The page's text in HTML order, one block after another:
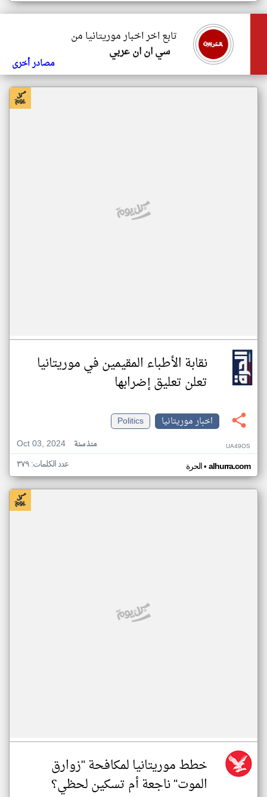
تابع اخر اخبار موريتانيا من
سي ان ان عربي
مصادر أخرى
نقابة الأطباء المقيمين في موريتانيا
تعلن تعليق إضرابها
اخبار موريتانيا
Politics
Oct 03, 2024
منذ سنة UA49OS
الحرة• alhurra.com عدد الكلمات: ٣٧٩
خطط موريتانيا لمكافحة "زوارق
الموت" ناجعة أم تسكين لحظي؟